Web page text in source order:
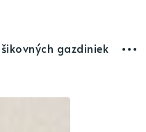
gazdiniek